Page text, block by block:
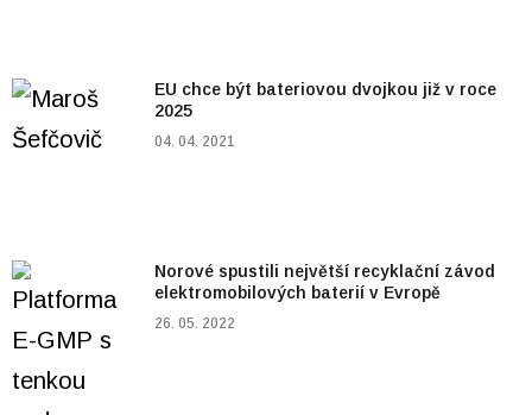
EU chce být bateriovou dvojkou již v roce
2025
04. 04. 2021
Norové spustili největší recyklační závod
elektromobilových baterií v Evropě
26. 05. 2022